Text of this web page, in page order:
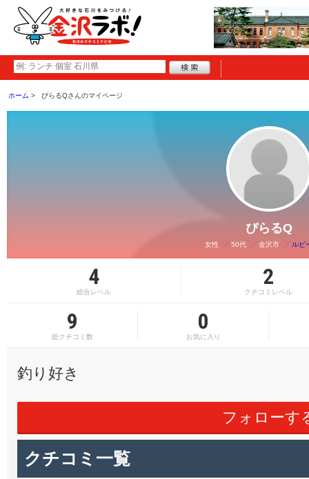
ホーム ぴらるQさんのマイページ
ぴらるQ
女性 50代 金沢市 ルビ
4
総合レベル
2
クチコミレベル
9
総クチコミ数
0
お気に入り
釣り好き
フォローす
クチコミ一覧